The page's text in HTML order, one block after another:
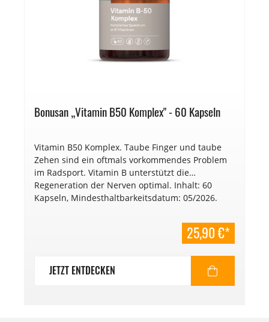
Bonusan „Vitamin B50 Komplex" - 60 Kapseln
Vitamin B50 Komplex. Taube Finger und taube
Zehen sind ein oftmals vorkommendes Problem
im Radsport. Vitamin B unterstützt die
Regeneration der Nerven optimal. Inhalt: 60
Kapseln, Mindesthaltbarkeitsdatum: 05/2026.
25,90 €*
JETZT ENTDECKEN